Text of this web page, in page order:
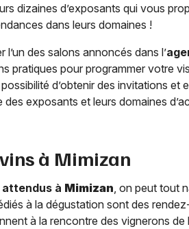
dizaines d’exposants qui vous
dans leurs domaines !
des salons annoncés dans l’
pratiques pour programmer votre
d’obtenir des invitations et
des exposants et leurs domaines
à Mimizan
attendus à Mimizan, on peut tout
à la dégustation sont des
à la rencontre des vignerons